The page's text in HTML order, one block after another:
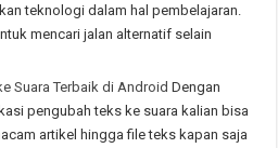
teknologi dalam hal pembelajaran.
mencari jalan alternatif selain
Suara Terbaik di Android Dengan
pengubah teks ke suara kalian bisa
artikel hingga file teks kapan saja